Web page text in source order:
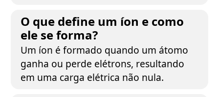
O que define um íon e como
ele se forma?
Um íon é formado quando um átomo
ganha ou perde elétrons, resultando
em uma carga elétrica não nula.